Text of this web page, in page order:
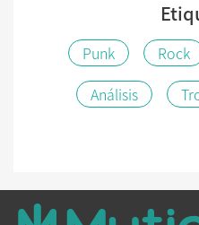
Punk Rock
Análisis